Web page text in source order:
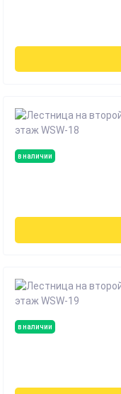
в наличии
в наличии